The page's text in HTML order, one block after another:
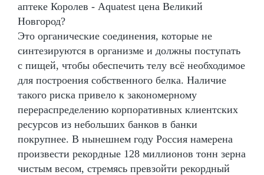
аптеке Королев - Aquatest цена Великий
Новгород?
Это органические соединения, которые не
синтезируются в организме и должны поступать
с пищей, чтобы обеспечить телу всё необходимое
для построения собственного белка. Наличие
такого риска привело к закономерному
перераспределению корпоративных клиентских
ресурсов из небольших банков в банки
покрупнее. В нынешнем году Россия намерена
произвести рекордные 128 миллионов тонн зерна
чистым весом, стремясь превзойти рекордный